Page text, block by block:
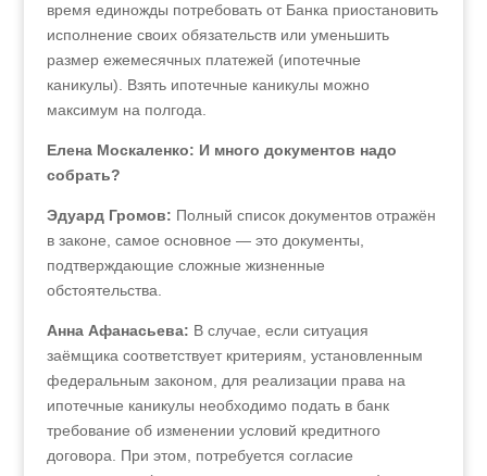
время единожды потребовать от Банка приостановить
исполнение своих обязательств или уменьшить
размер ежемесячных платежей (ипотечные
каникулы). Взять ипотечные каникулы можно
максимум на полгода.
Елена Москаленко: И много документов надо
собрать?
Эдуард Громов: Полный список документов отражён
в законе, самое основное — это документы,
подтверждающие сложные жизненные
обстоятельства.
Анна Афанасьева: В случае, если ситуация
заёмщика соответствует критериям, установленным
федеральным законом, для реализации права на
ипотечные каникулы необходимо подать в банк
требование об изменении условий кредитного
договора. При этом, потребуется согласие